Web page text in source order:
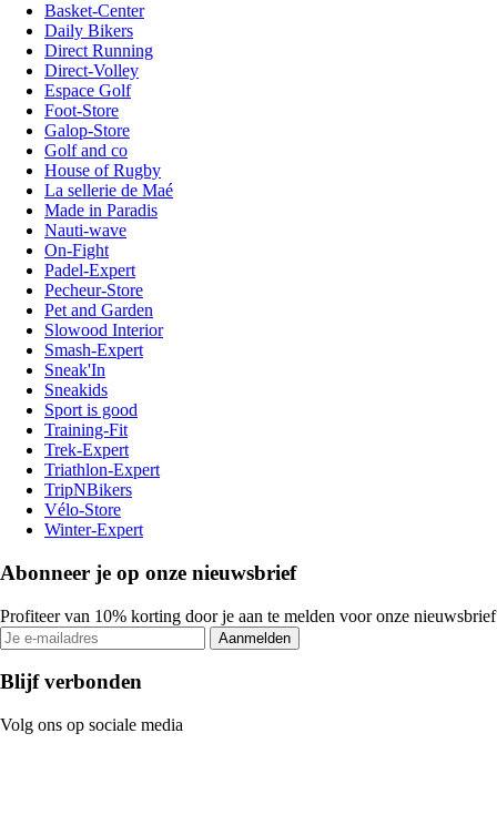
Basket-Center
Daily Bikers
Direct Running
Direct-Volley
Espace Golf
Foot-Store
Galop-Store
Golf and co
House of Rugby
La sellerie de Maé
Made in Paradis
Nauti-wave
On-Fight
Padel-Expert
Pecheur-Store
Pet and Garden
Slowood Interior
Smash-Expert
Sneak'In
Sneakids
Sport is good
Training-Fit
Trek-Expert
Triathlon-Expert
TripNBikers
Vélo-Store
Winter-Expert
Abonneer je op onze nieuwsbrief
Profiteer van 10% korting door je aan te melden voor onze nieuwsbrief
Aanmelden
Blijf verbonden
Volg ons op sociale media